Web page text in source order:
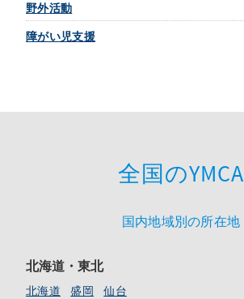
野外活動
障がい児支援
全国のYMCA
国内地域別の所在地
北海道・東北
北海道 盛岡 仙台